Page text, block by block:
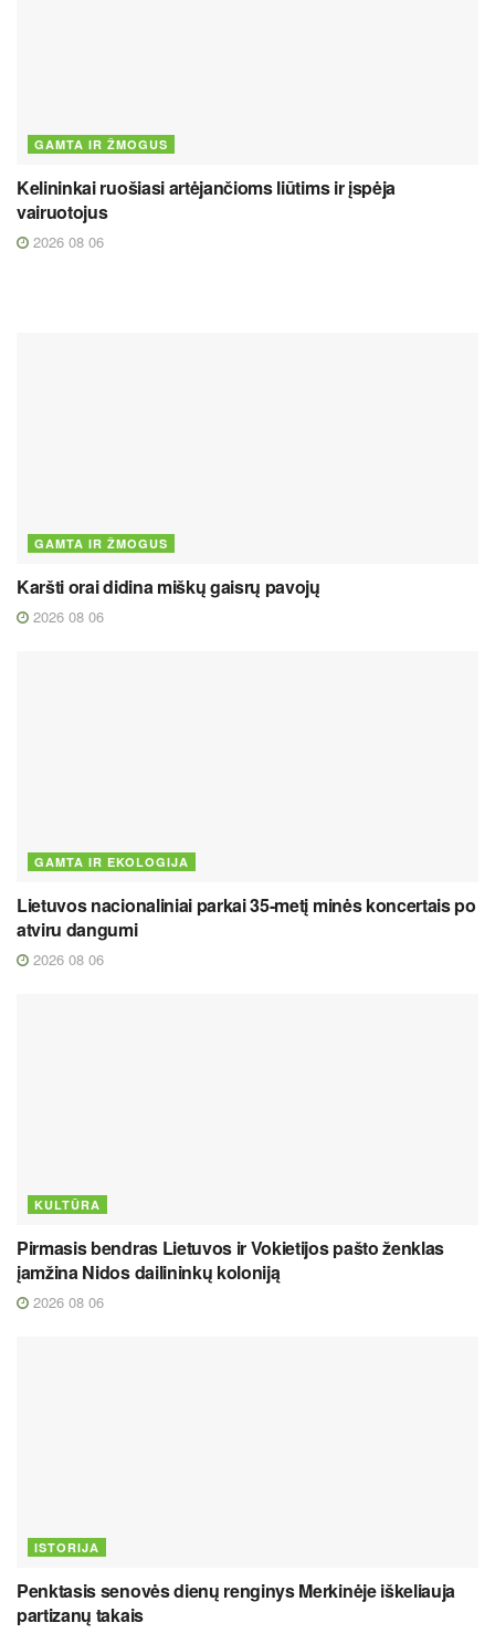
GAMTA IR ŽMOGUS
Kelininkai ruošiasi artėjančioms liūtims ir įspėja
vairuotojus
2026 08 06
GAMTA IR ŽMOGUS
Karšti orai didina miškų gaisrų pavojų
2026 08 06
GAMTA IR EKOLOGIJA
Lietuvos nacionaliniai parkai 35-metį minės koncertais po
atviru dangumi
2026 08 06
KULTŪRA
Pirmasis bendras Lietuvos ir Vokietijos pašto ženklas
įamžina Nidos dailininkų koloniją
2026 08 06
ISTORIJA
Penktasis senovės dienų renginys Merkinėje iškeliauja
partizanų takais